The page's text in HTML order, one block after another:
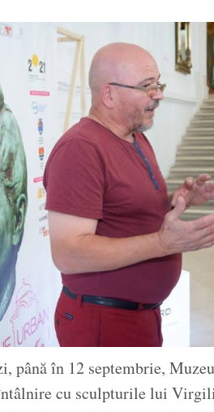
până în 12 septembrie,
cu sculpturile lui